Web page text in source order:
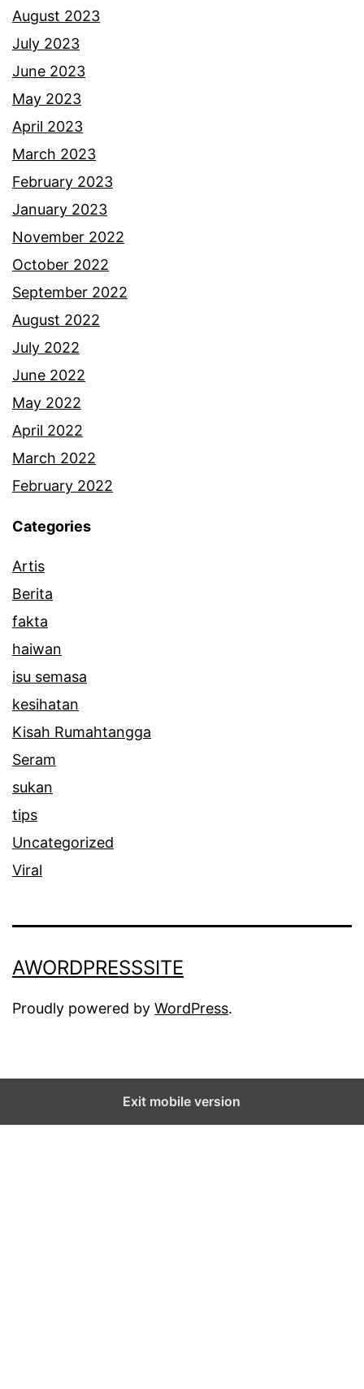
August 2023
July 2023
June 2023
May 2023
April 2023
March 2023
February 2023
January 2023
November 2022
October 2022
September 2022
August 2022
July 2022
June 2022
May 2022
April 2022
March 2022
February 2022
Categories
Artis
Berita
fakta
haiwan
isu semasa
kesihatan
Kisah Rumahtangga
Seram
sukan
tips
Uncategorized
Viral
AWORDPRESSSITE
Proudly powered by WordPress.
Exit mobile version